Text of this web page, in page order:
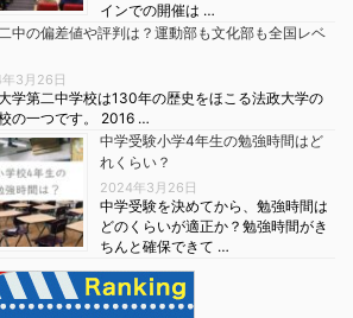
インでの開催は …
中の偏差値や評判は？運動部も文化部も全国レベ
3月26日
学第二中学校は130年の歴史をほこる法政大学の
の一つです。 2016 …
中学受験小学4年生の勉強時間はど
れくらい？
2024年3月26日
中学受験を決めてから、勉強時間は
どのくらいが適正か？勉強時間がき
ちんと確保できて …